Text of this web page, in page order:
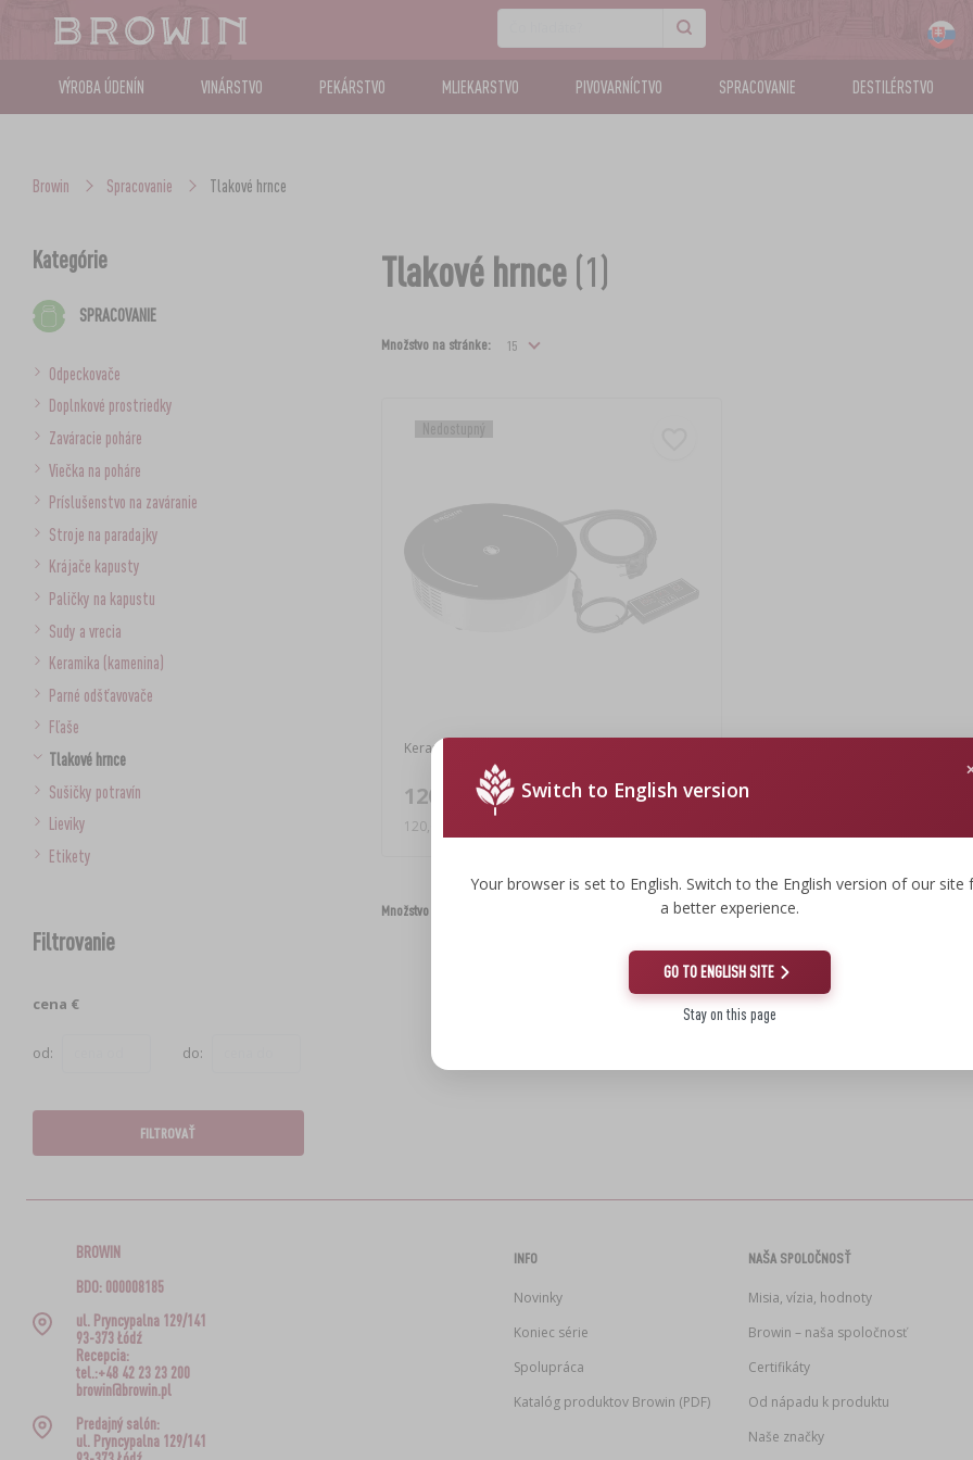
VÝROBA ÚDENÍN VINÁRSTVO PEKÁRSTVO MLIEKARSTVO PIVOVARNÍCTVO SPRACOVANIE DESTILÉRSTVO
Browin Spracovanie Tlakové hrnce
Kategórie
SPRACOVANIE
Odpeckovače
Doplnkové prostriedky
Zaváracie poháre
Viečka na poháre
Príslušenstvo na zaváranie
Stroje na paradajky
Krájače kapusty
Paličky na kapustu
Sudy a vrecia
Keramika (kamenina)
Parné odšťavovače
Fľaše
Tlakové hrnce
Sušičky potravín
Lieviky
Etikety
Filtrovanie
cena €
od: do:
FILTROVAŤ
Tlakové hrnce(1)
Množstvo na stránke:
Keramický varič 3200W
120,05 €
120,05 EUR/ks.
Množstvo na stránke:
Switch to English version
Your browser is set to English. Switch to the English version of our site
a better experience.
GO TO ENGLISH SITE
Stay on this page
BROWIN
BDO: 000008185
ul. Pryncypalna 129/141
93-373 Łódź
Recepcia:
tel.:+48 42 23 23 200
browin@browin.pl
Predajný salón:
ul. Pryncypalna 129/141
INFO
Novinky
Koniec série
Spolupráca
Katalóg produktov Browin (PDF)
NAŠA SPOLOČNOSŤ
Misia, vízia, hodnoty
Browin – naša spoločnosť
Certifikáty
Od nápadu k produktu
Naše značky